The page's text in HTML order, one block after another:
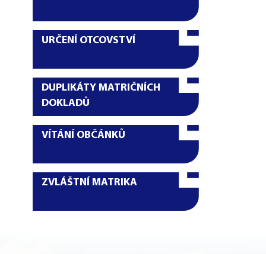
URČENÍ OTCOVSTVÍ
DUPLIKÁTY MATRIČNÍCH
DOKLADŮ
VÍTÁNÍ OBČÁNKŮ
ZVLÁŠTNÍ MATRIKA